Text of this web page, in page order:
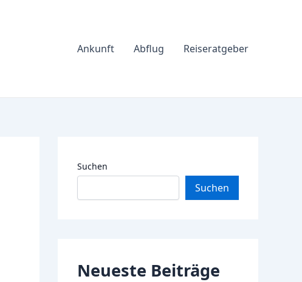
Ankunft Abflug Reiseratgeber
Suchen
Suchen
Neueste Beiträge